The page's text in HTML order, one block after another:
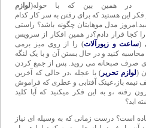
در همین بین که با حوله(لوازم
این هستید که برای رفتن به سر کار کدام
مدل موهایتان چگونه باشد؟ راستی
کجا قرار دادم؟در همین افکار از سرویس
ساعت و زیورآلات) را از روی میز برمی
دارید،نگاه می کنید تا زمان را در ذهنتان محاسبه کنید و در حال بستن آن و با یک لنگه
جوراب در دست به سمت آشپزخانه برای صرف صبحانه می روید. پس از جمع کردن
لوازم تحریر ) با عجله ،در حالی که آخرین
لقمه صبحانه در دهانتان است ،همراه کیف نیمه باز،عینک آفتابی و عطری که فراموش
کرده بودید به لباستان بزنید، از در بیرون رفته ،و به این فکر میکنید که آیا کلید
اید؟
است؟ درست زمانی که به وسیله ای نیاز
را بخرید یا از جایی تهیه کنید اما هر بار
گفته اید : بعدا سر فرصت،امروز دیگر دیر
اینگونه در حالی که بشدت از دست
و با خود می گویید،بار دیگر آن را
در لحظه نیاز هستند با خود قرار هایی